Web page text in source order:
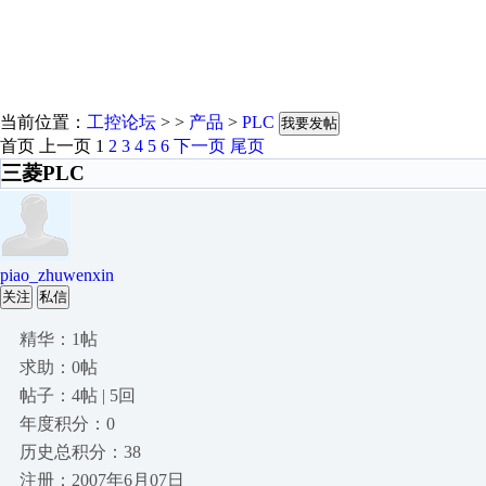
当前位置： 工控论坛 > > 产品 > PLC 我要发帖
首页 上一页 1 2 3 4 5 6 下一页 尾页
三菱PLC
piao_zhuwenxin
关注 私信
精华：1帖
求助：0帖
帖子：4帖 | 5回
年度积分：0
历史总积分：38
注册：2007年6月07日